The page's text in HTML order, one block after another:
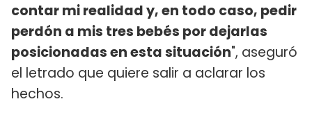
contar mi realidad y, en todo caso, pedir
perdón a mis tres bebés por dejarlas
posicionadas en esta situación", aseguró
el letrado que quiere salir a aclarar los
hechos.